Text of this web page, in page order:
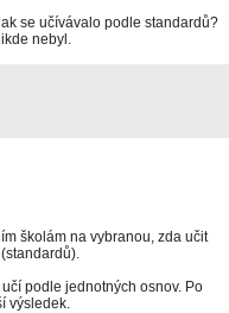
se učívávalo podle standardů?
nebyl.
školám na vybranou, zda učit
podle jednotných osnov. Po
výsledek.